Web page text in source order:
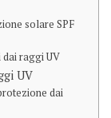
solare SPF
raggi UV
UV
dai